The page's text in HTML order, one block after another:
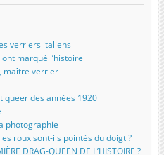
verriers italiens
marqué l’histoire
maître verrier
des années 1920
photographie
roux sont-ils pointés du doigt ?
DRAG-QUEEN DE L’HISTOIRE ?